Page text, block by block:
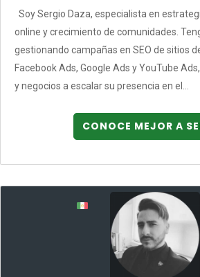
Soy Sergio Daza, especialista en
online y crecimiento de comunidades.
gestionando campañas en SEO de sitios
Facebook Ads, Google Ads y YouTube
y negocios a escalar su presencia en el...
CONOCE MEJOR A